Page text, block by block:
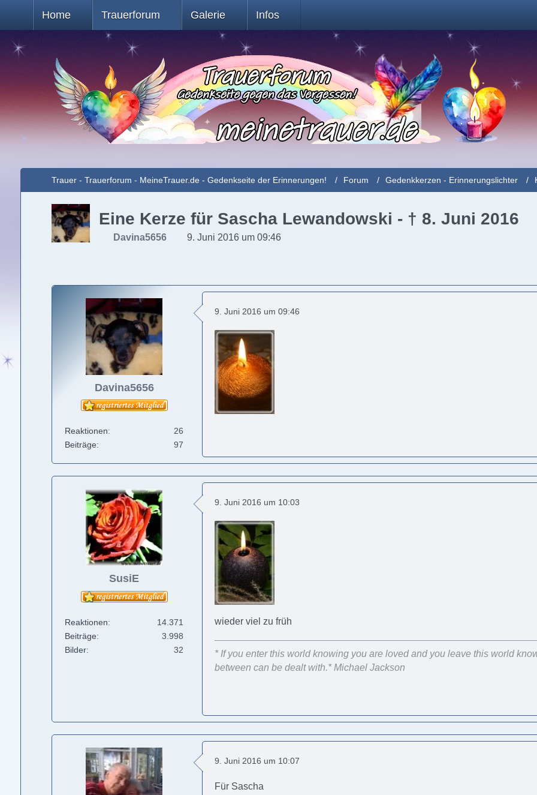
Home Trauerforum Galerie Infos
Trauer - Trauerforum - MeineTrauer.de - Gedenkseite der Erinnerungen! Forum Gedenkkerzen - Erinnerungslichter
Eine Kerze für Sascha Lewandowski - † 8. Juni 2016
Davina5656 9. Juni 2016 um 09:46
Davina5656
Reaktionen
26
Beiträge
97
9. Juni 2016 um 09:46
SusiE
Reaktionen
14.371
Beiträge
3.998
Bilder
32
9. Juni 2016 um 10:03
wieder viel zu früh
* If you enter this world knowing you are loved and you leave this world
between can be dealt with.* Michael Jackson
9. Juni 2016 um 10:07
Für Sascha